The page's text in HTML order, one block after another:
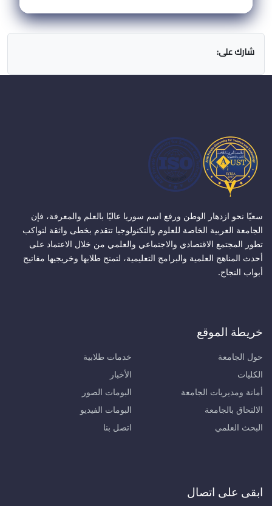
شارك على:
سعيًا نحو ازدهار الوطن ورفع اسم سوريا عاليًا بالعلم والمعرفة، فإن
الجامعة العربية الخاصة للعلوم والتكنولوجيا تتقدم بخطى واثقة لتواكب
تطور المجتمع الاقتصادي والاجتماعي والعلمي من خلال الاعتماد على
أحدث المناهج العلمية والبرامج التعليمية، لتمنح طلابها وخريجيها مفاتيح
أبواب النجاح.
خريطة الموقع
حول الجامعة
الكليات
أمانة ومديريات الجامعة
الالتحاق بالجامعة
البحث العلمي
خدمات طلابية
الأخبار
البومات الصور
البومات الفيديو
اتصل بنا
ابقى على اتصال